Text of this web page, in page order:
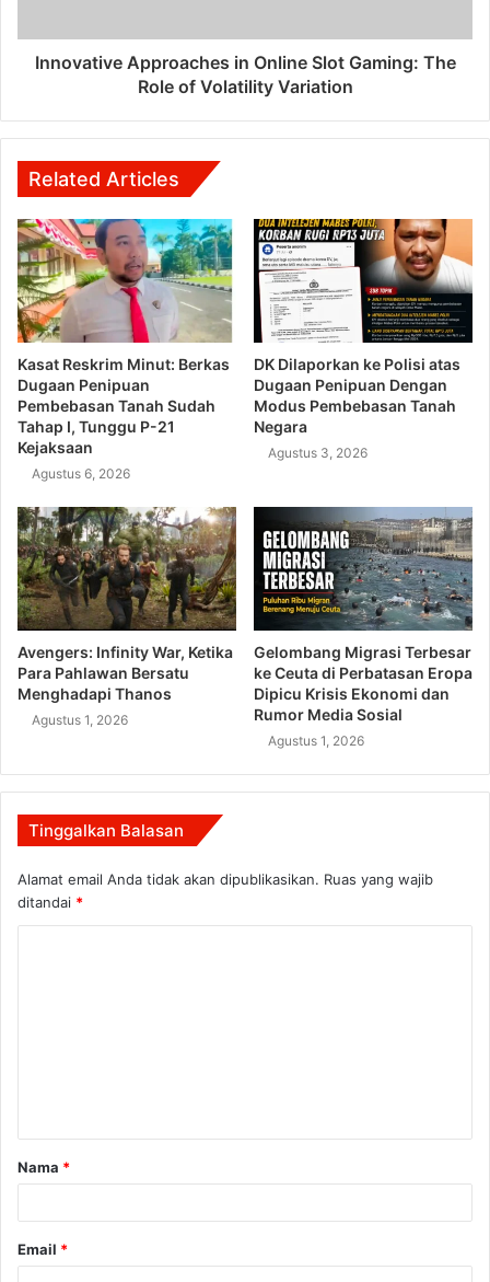
Innovative Approaches in Online Slot Gaming: The
Role of Volatility Variation
Related Articles
Kasat Reskrim Minut: Berkas
Dugaan Penipuan
Pembebasan Tanah Sudah
Tahap I, Tunggu P-21
Kejaksaan
Agustus 6, 2026
DK Dilaporkan ke Polisi atas
Dugaan Penipuan Dengan
Modus Pembebasan Tanah
Negara
Agustus 3, 2026
Avengers: Infinity War, Ketika
Para Pahlawan Bersatu
Menghadapi Thanos
Agustus 1, 2026
Gelombang Migrasi Terbesar
ke Ceuta di Perbatasan Eropa
Dipicu Krisis Ekonomi dan
Rumor Media Sosial
Agustus 1, 2026
Tinggalkan Balasan
Alamat email Anda tidak akan dipublikasikan. Ruas yang wajib
ditandai *
a
r
Nama *
Email *